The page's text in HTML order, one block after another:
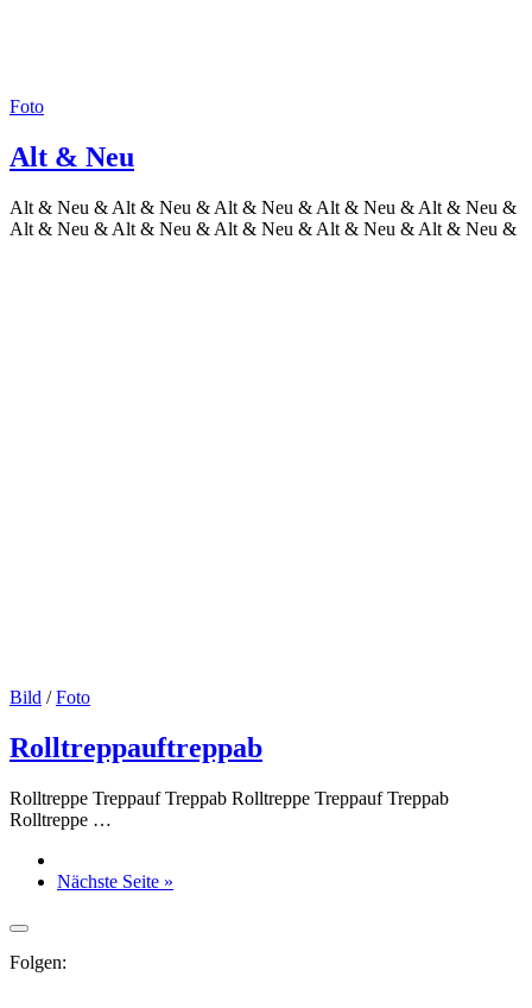
Foto
Alt & Neu
Alt & Neu & Alt & Neu & Alt & Neu & Alt & Neu & Alt & Neu &
Alt & Neu & Alt & Neu & Alt & Neu & Alt & Neu & Alt & Neu &
Bild /Foto
Rolltreppauftreppab
Rolltreppe Treppauf Treppab Rolltreppe Treppauf Treppab
Rolltreppe …
Nächste Seite »
Folgen: